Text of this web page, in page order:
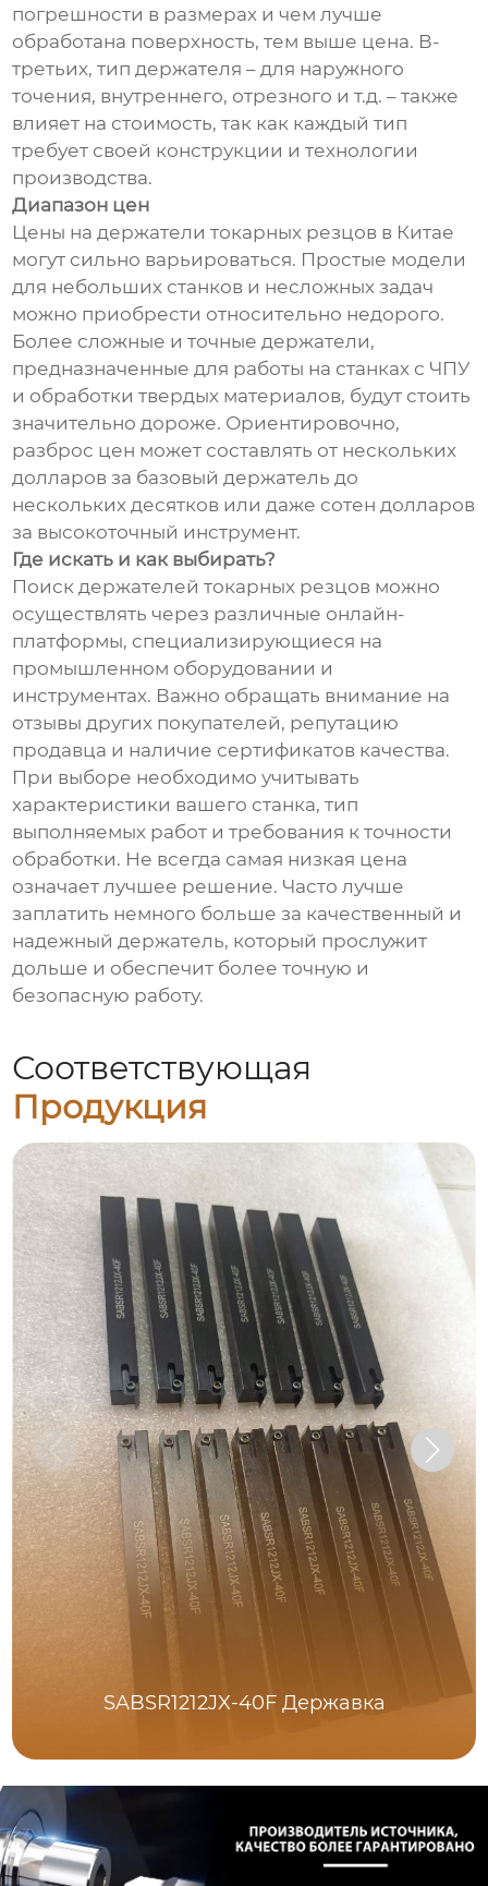
погрешности в размерах и чем лучше
обработана поверхность, тем выше цена. В-
третьих, тип держателя – для наружного
точения, внутреннего, отрезного и т.д. – также
влияет на стоимость, так как каждый тип
требует своей конструкции и технологии
производства.
Диапазон цен
Цены на держатели токарных резцов в Китае
могут сильно варьироваться. Простые модели
для небольших станков и несложных задач
можно приобрести относительно недорого.
Более сложные и точные держатели,
предназначенные для работы на станках с ЧПУ
и обработки твердых материалов, будут стоить
значительно дороже. Ориентировочно,
разброс цен может составлять от нескольких
долларов за базовый держатель до
нескольких десятков или даже сотен долларов
за высокоточный инструмент.
Где искать и как выбирать?
Поиск держателей токарных резцов можно
осуществлять через различные онлайн-
платформы, специализирующиеся на
промышленном оборудовании и
инструментах. Важно обращать внимание на
отзывы других покупателей, репутацию
продавца и наличие сертификатов качества.
При выборе необходимо учитывать
характеристики вашего станка, тип
выполняемых работ и требования к точности
обработки. Не всегда самая низкая цена
означает лучшее решение. Часто лучше
заплатить немного больше за качественный и
надежный держатель, который прослужит
дольше и обеспечит более точную и
безопасную работу.
Соответствующая
Продукция
SABSR1212JX-40F Державка